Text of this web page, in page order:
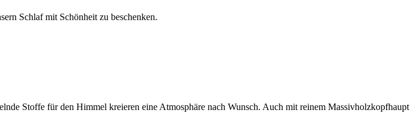
Schlaf mit Schönheit zu beschenken.
Stoffe für den Himmel kreieren eine Atmosphäre nach Wunsch. Auch mit reinem Massivholzkopfhaupt